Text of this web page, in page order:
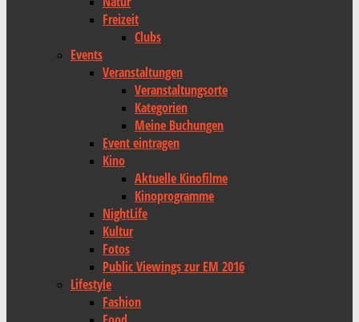
Freizeit
Clubs
Events
Veranstaltungen
Veranstaltungsorte
Kategorien
Meine Buchungen
Event eintragen
Kino
Aktuelle Kinofilme
Kinoprogramme
NightLife
Kultur
Fotos
Public Viewings zur EM 2016
Lifestyle
Fashion